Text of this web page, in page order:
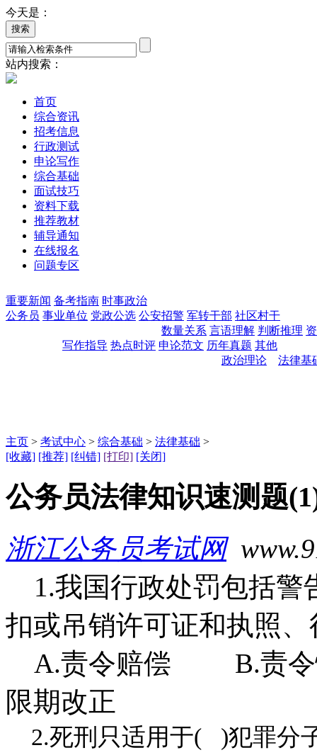
今天是：
站内搜索：
首页
综合资讯
招考信息
行政测试
申论写作
综合基础
面试技巧
资料下载
推荐教材
辅导通知
在线报名
问题专区
重要新闻 备考指南 时事政治
公务员 事业单位 党政公选 公安招警 军转干部 社区村干
数量关系 言语理解 判断推理
写作指导 热点时评 申论范文 历年真题 其他
政治理论
法律基
主页 > 考试中心 > 综合基础 > 法律基础 >
[收藏] [推荐] [纠错] [打印] [关闭]
公务员法律知识速测题
浙江公务员考试网
1.我国行政处罚包括警
扣或吊销许可证和执照
A.责令赔偿 B.责
限期改正
2.死刑只适用于( )犯罪分